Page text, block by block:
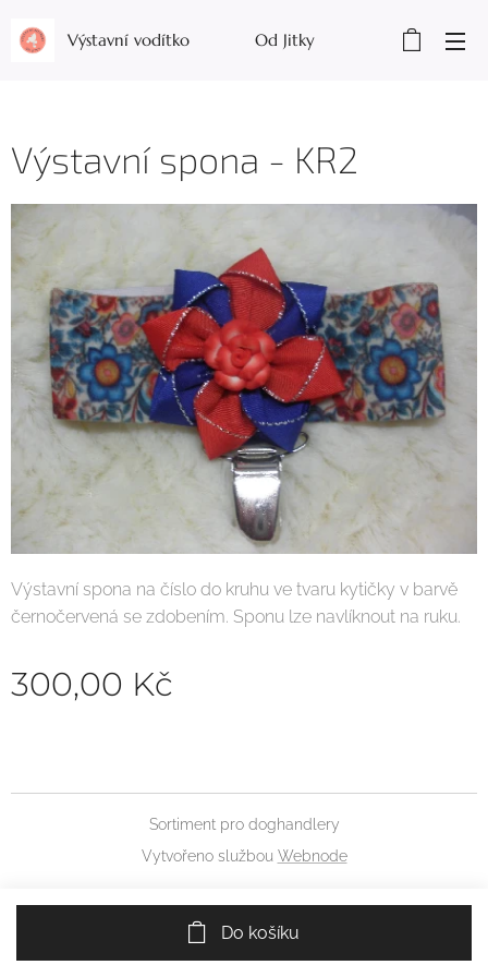
Výstavní vodítko Od Jitky
Výstavní spona - KR2
Výstavní spona na číslo do kruhu ve tvaru kytičky v barvě
černočervená se zdobením. Sponu lze navlíknout na ruku.
300,00 Kč
Do košíku
Sortiment pro doghandlery
Vytvořeno službou Webnode